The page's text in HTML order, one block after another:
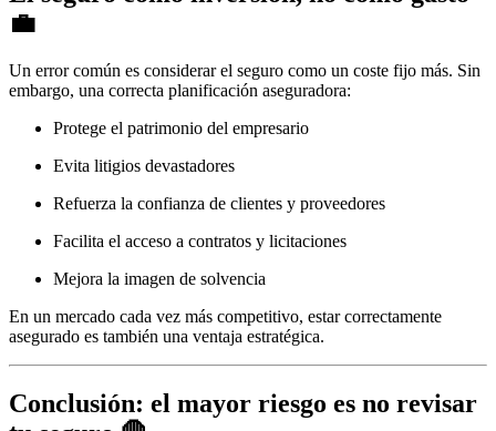
💼
Un error común es considerar el seguro como un coste fijo más. Sin
embargo, una correcta planificación aseguradora:
Protege el patrimonio del empresario
Evita litigios devastadores
Refuerza la confianza de clientes y proveedores
Facilita el acceso a contratos y licitaciones
Mejora la imagen de solvencia
En un mercado cada vez más competitivo, estar correctamente
asegurado es también una ventaja estratégica.
Conclusión: el mayor riesgo es no revisar